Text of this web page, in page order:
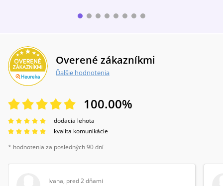
Overené zákazníkmi
Ďalšie hodnotenia
100.00%
dodacia lehota
kvalita komunikácie
* hodnotenia za posledných 90 dní
Ivana, pred 2 dňami